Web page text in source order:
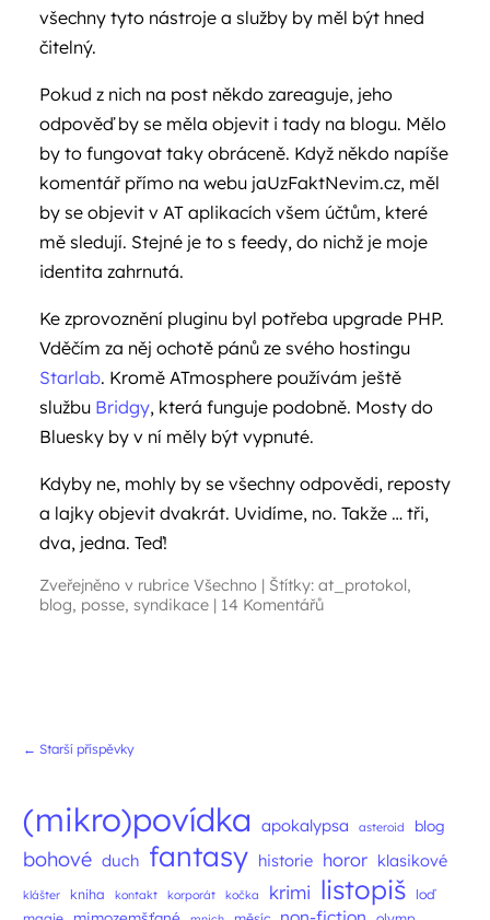
všechny tyto nástroje a služby by měl být hned
čitelný.
Pokud z nich na post někdo zareaguje, jeho
odpověď by se měla objevit i tady na blogu. Mělo
by to fungovat taky obráceně. Když někdo napíše
komentář přímo na webu jaUzFaktNevim.cz, měl
by se objevit v AT aplikacích všem účtům, které
mě sledují. Stejné je to s feedy, do nichž je moje
identita zahrnutá.
Ke zprovoznění pluginu byl potřeba upgrade PHP.
Vděčím za něj ochotě pánů ze svého hostingu
Starlab. Kromě ATmosphere používám ještě
službu Bridgy, která funguje podobně. Mosty do
Bluesky by v ní měly být vypnuté.
Kdyby ne, mohly by se všechny odpovědi, reposty
a lajky objevit dvakrát. Uvidíme, no. Takže … tři,
dva, jedna. Teď!
Zveřejněno v rubrice Všechno | Štítky: at_protokol,
blog, posse, syndikace | 14 Komentářů
← Starší příspěvky
(mikro)povídka apokalypsa asteroid blog
bohové duch fantasy historie horor klasikové
klášter kniha kontakt korporát kočka krimi listopiš
loď